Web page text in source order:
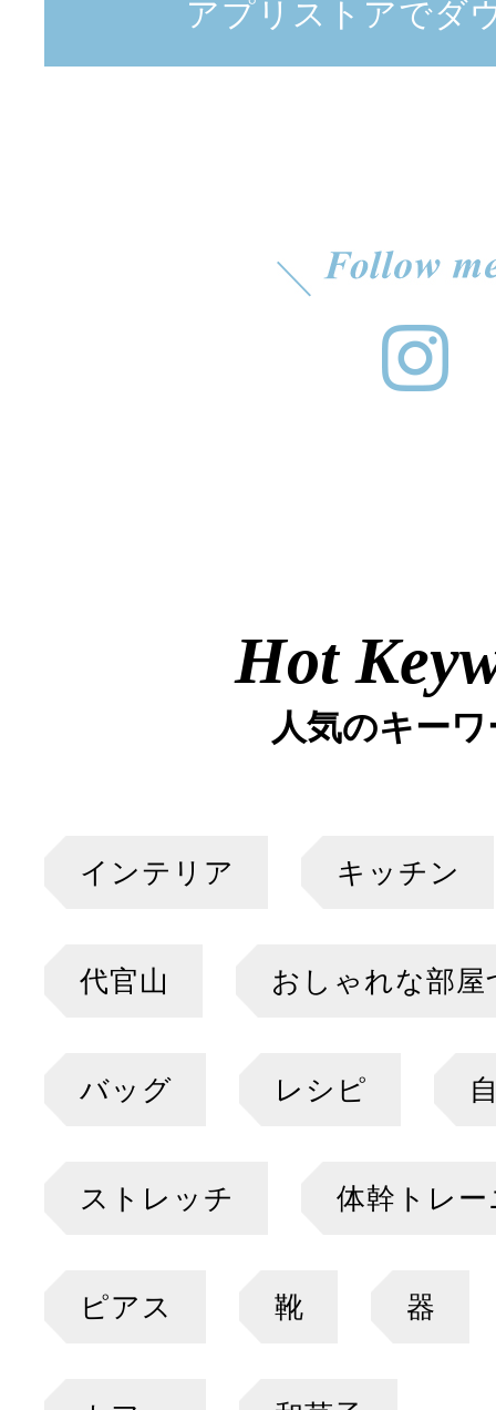
アプリストアでダ
Hot
人気のキー
インテリア キッチン
代官山 おしゃれな部屋
バッグ レシピ
ストレッチ 体幹トレ
ピアス 靴 器